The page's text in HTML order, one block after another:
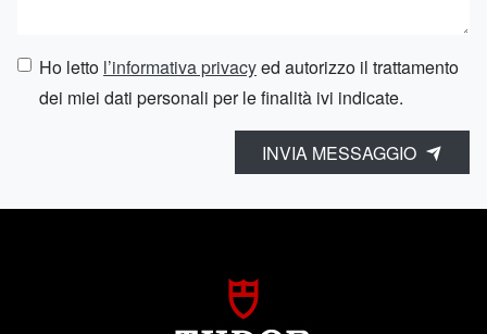
Ho letto l’informativa privacyed autorizzo il trattamento
dei miei dati personali per le finalità ivi indicate.
INVIA MESSAGGIO